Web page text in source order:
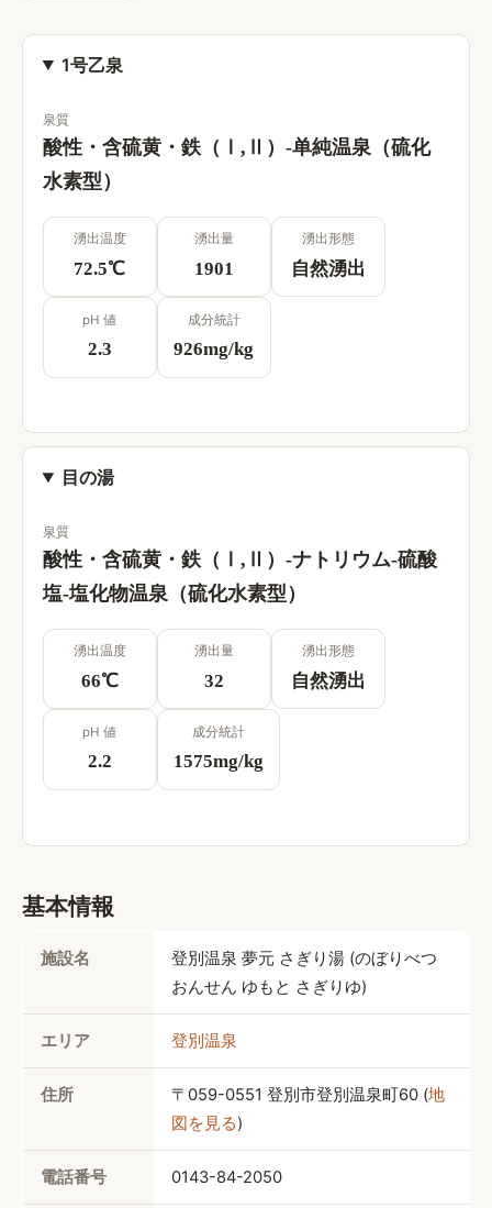
1号乙泉
泉質
酸性・含硫黄・鉄（Ⅰ,Ⅱ）-单純温泉（硫化
水素型）
湧出温度
72.5℃
湧出量
1901
湧出形態
自然湧出
pH 値
2.3
成分統計
926mg/kg
目の湯
泉質
酸性・含硫黄・鉄（Ⅰ,Ⅱ）-ナトリウム-硫酸
塩-塩化物温泉（硫化水素型）
湧出温度
66℃
湧出量
32
湧出形態
自然湧出
pH 値
2.2
成分統計
1575mg/kg
基本情報
施設名 登別温泉 夢元 さぎり湯 (のぼりべつ
おんせん ゆもと さぎりゆ)
エリア 登別温泉
住所 〒059-0551 登別市登別温泉町60 (地
図を見る)
電話番号 0143-84-2050